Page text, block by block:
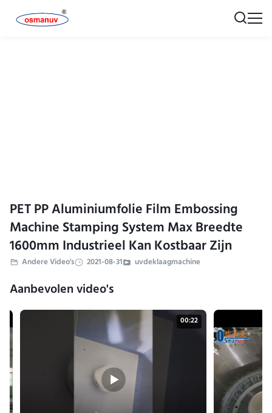
PET PP Aluminiumfolie Film Embossing
Machine Stamping System Max Breedte
1600mm Industrieel Kan Kostbaar Zijn
Andere Video's 2021-08-31 uvdeklaagmachine
Aanbevolen video's
00:22